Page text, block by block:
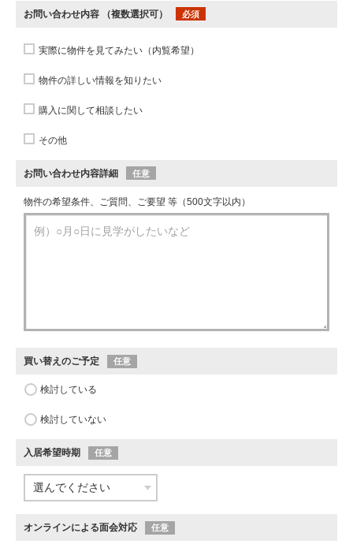
お問い合わせ内容 （複数選択可） 必須
実際に物件を見てみたい（内覧希望）
物件の詳しい情報を知りたい
購入に関して相談したい
その他
お問い合わせ内容詳細 任意
物件の希望条件、ご質問、ご要望 等（500文字以内）
買い替えのご予定 任意
検討している
検討していない
入居希望時期 任意
オンラインによる面会対応 任意